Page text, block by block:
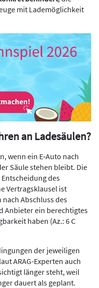
mit Lademöglichkeit
an Ladesäulen?
wenn ein E‑Auto nach
Säule stehen bleibt. Die
des
Vertragsklausel ist
Abschluss des
Anbieter ein berechtigtes
haben (Az.: 6 C
der jeweiligen
ARAG-Experten auch
länger steht, weil
dauert als geplant.